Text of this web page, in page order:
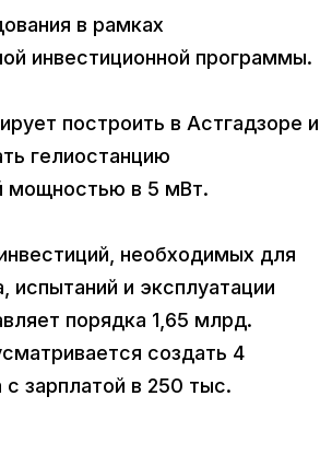
в рамках
инвестиционной программы.
построить в Астгадзоре и
гелиостанцию
мощностью в 5 мВт.
необходимых для
испытаний и эксплуатации
порядка 1,65 млрд.
создать 4
зарплатой в 250 тыс.